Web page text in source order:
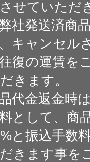
せていただ
社発送済商
キャンセル
復の運賃を
きます。
代金返金時
として、商
と振込手数
きます事を